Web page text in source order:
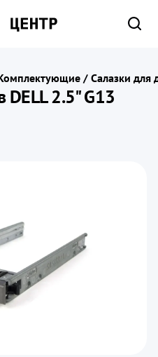
/ Салазки для
DELL 2.5" G13